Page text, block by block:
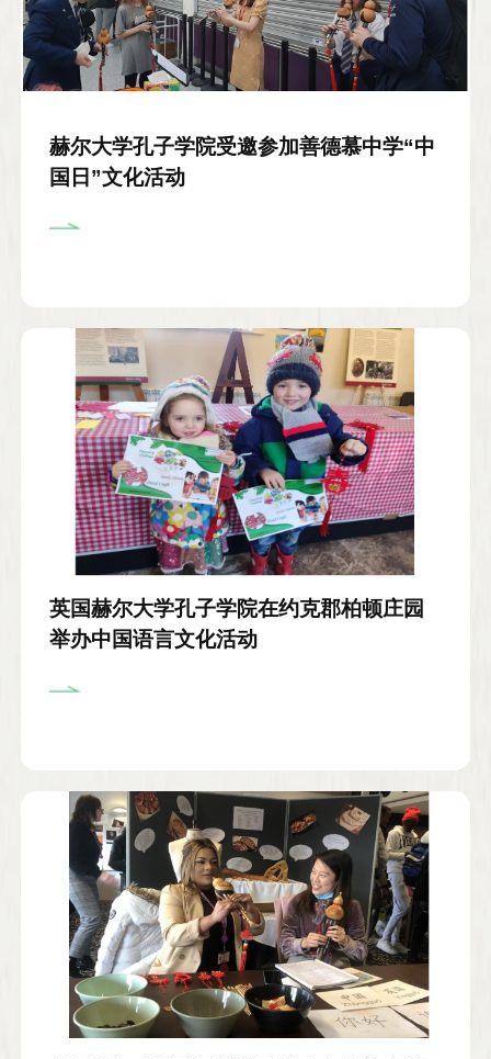
赫尔大学孔子学院受邀参加善德慕中学“中
国日”文化活动
英国赫尔大学孔子学院在约克郡柏顿庄园
举办中国语言文化活动